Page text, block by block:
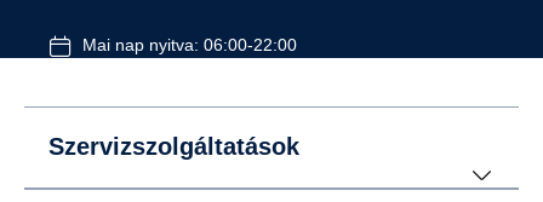
Mai nap nyitva: 06:00-22:00
Szervizszolgáltatások